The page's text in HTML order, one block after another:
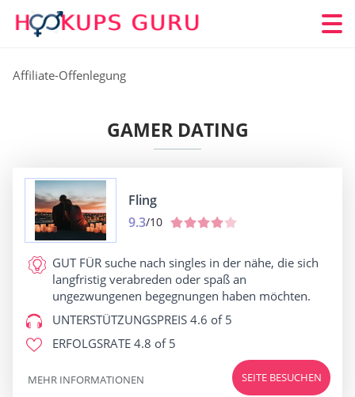
Affiliate-Offenlegung
GAMER DATING
Fling
9.3/10
GUT FÜR suche nach singles in der nähe, die sich
langfristig verabreden oder spaß an
ungezwungenen begegnungen haben möchten.
UNTERSTÜTZUNGSPREIS 4.6 of 5
ERFOLGSRATE 4.8 of 5
SEITE BESUCHEN
MEHR INFORMATIONEN